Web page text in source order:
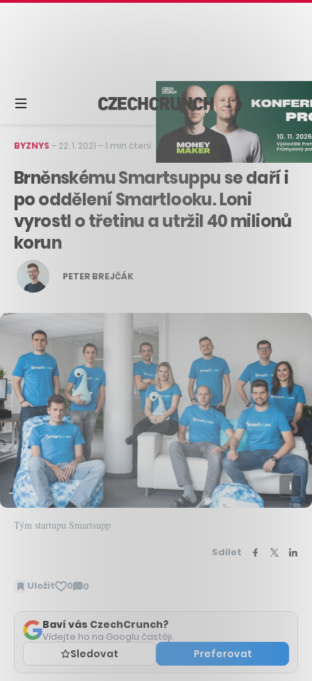
BYZNYS – 22. 1. 2021 –1 min čtení
Brněnskému Smartsuppu se daří i
po oddělení Smartlooku. Loni
vyrostl o třetinu a utržil 40 milionů
korun
PETER BREJČÁK
Tým startupu Smartsupp
Sdílet
Uložit 0 0
Zobrazit
Baví vás CzechCrunch?
Vídejte ho na Googlu častěji.
Sledovat Preferovat